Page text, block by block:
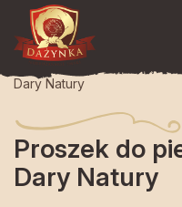
Strona główna
Dary Natury
Proszek do
Dary Natury